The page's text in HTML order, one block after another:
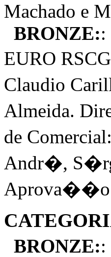
Machado e
BRONZE:
EURO
Claudio
Almeida.
de
Andr�,
Aprova��o:
BRONZE: